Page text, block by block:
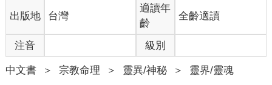
出版地 台灣
適讀年
齡
全齡適讀
注音 級別
中文書 ＞ 宗教命理 ＞ 靈異/神秘 ＞ 靈界/靈魂